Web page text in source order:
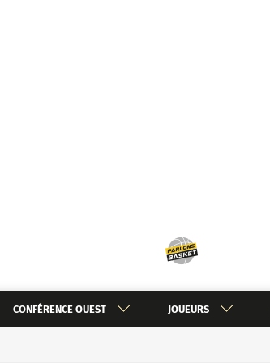
CONFÉRENCE OUEST JOUEURS